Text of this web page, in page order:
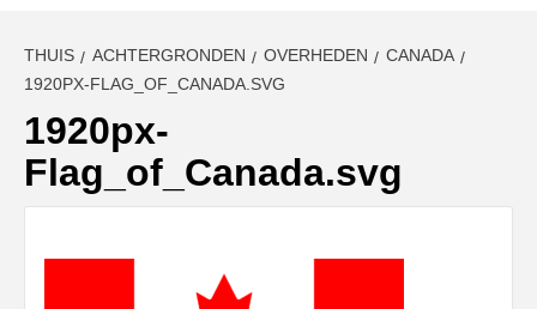
THUIS ACHTERGRONDEN OVERHEDEN
CANADA
1920PX-FLAG_OF_CANADA.SVG
1920px-
Flag_of_Canada.svg